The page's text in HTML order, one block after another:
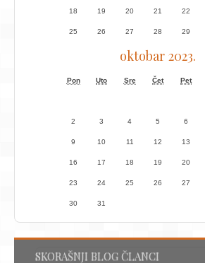
18 19 20 21 22
25 26 27 28 29
oktobar 2023.
Pon Uto Sre Čet Pet
2 3 4 5 6
9 10 11 12 13
16 17 18 19 20
23 24 25 26 27
30 31
SKORAŠNJI BLOG ČLANCI